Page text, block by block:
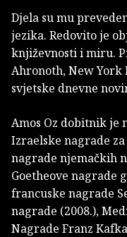
Djela su mu
jezika. Redovito je
književnosti i miru.
Ahronoth, New York
svjetske dnevne
Amos Oz dobitnik je
Izraelske nagrade
nagrade njemačkih
Goetheove nagrade
francuske nagrade
nagrade (2008.),
Nagrade Franz